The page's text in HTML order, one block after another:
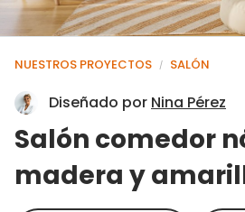
NUESTROS PROYECTOS / SALÓN
Diseñado por Nina Pérez
Salón comedor
madera y